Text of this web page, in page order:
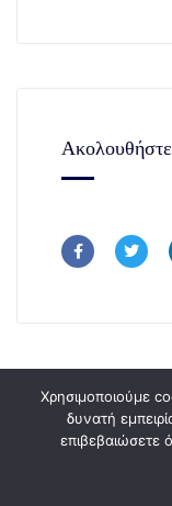
Χρησιμοποιούμε
δυνατή
επιβεβαιώσετε